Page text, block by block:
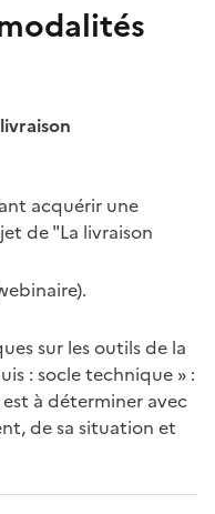
acquérir une
de "La livraison
sur les outils de la
: socle technique » :
à déterminer avec
de sa situation et